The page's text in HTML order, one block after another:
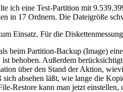
ich eine Test-Partition mit
in 17 Ordnern. Die Dateigröße
Einsatz. Für die
beim Partition-Backup (Image)
behoben. Außerdem
über den Stand der Aktion,
absehen läßt, wie lange die
Restore kann man jetzt einstellen,